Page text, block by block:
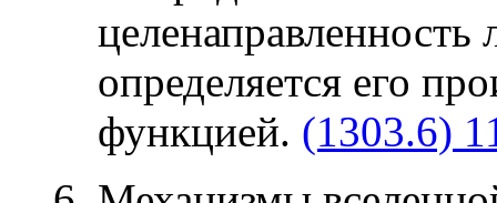
определяется его
функцией. (1303.6)